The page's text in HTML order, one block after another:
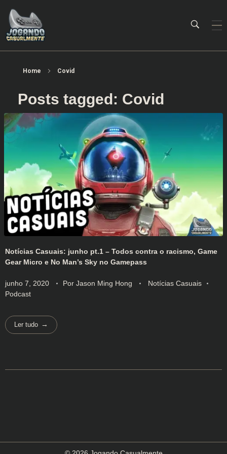
Home Covid
Posts tagged: Covid
Notícias Casuais: junho pt.1 – Todos contra o racismo, Game
Gear Micro e No Man’s Sky no Gamepass
junho 7, 2020 Por Jason Ming Hong
Notícias Casuais
Podcast
Ler tudo